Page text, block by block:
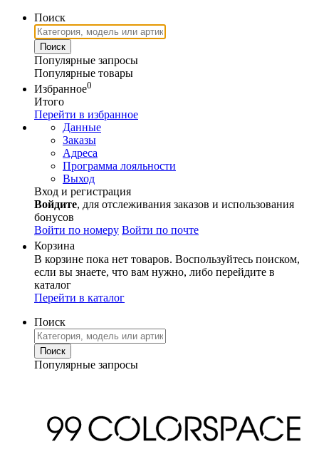
Поиск
Популярные запросы
Популярные товары
Избранное0
Итого
Перейти в избранное
Данные
Заказы
Адреса
Программа лояльности
Выход
Вход и регистрация
Войдите, для отслеживания заказов и использования
бонусов
Войти по номеру Войти по почте
Корзина
В корзине пока нет товаров. Воспользуйтесь поиском,
если вы знаете, что вам нужно, либо перейдите в
каталог
Перейти в каталог
Поиск
Популярные запросы